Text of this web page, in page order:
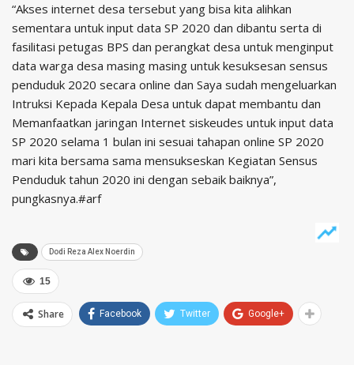
“Akses internet desa tersebut yang bisa kita alihkan
sementara untuk input data SP 2020 dan dibantu serta di
fasilitasi petugas BPS dan perangkat desa untuk menginput
data warga desa masing masing untuk kesuksesan sensus
penduduk 2020 secara online dan Saya sudah mengeluarkan
Intruksi Kepada Kepala Desa untuk dapat membantu dan
Memanfaatkan jaringan Internet siskeudes untuk input data
SP 2020 selama 1 bulan ini sesuai tahapan online SP 2020
mari kita bersama sama mensukseskan Kegiatan Sensus
Penduduk tahun 2020 ini dengan sebaik baiknya”,
pungkasnya.#arf
Dodi Reza Alex Noerdin
15
Share Facebook Twitter Google+